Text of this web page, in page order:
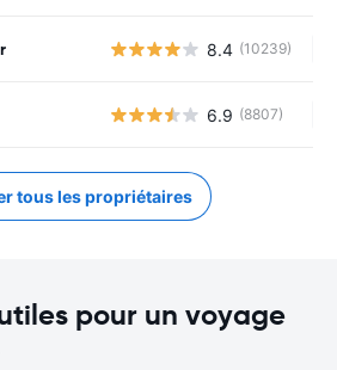
8.4 (10239)
6.9 (8807)
tous les propriétaires
pour un voyage